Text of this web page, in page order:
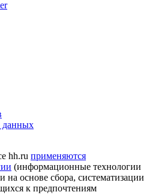
данных
hh.ru применяются
(информационные технологии
на основе сбора, систематизации
к предпочтениям